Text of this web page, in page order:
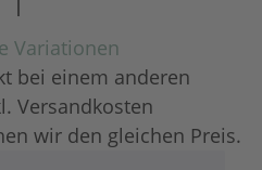
Variationen
bei einem anderen
Versandkosten
wir den gleichen Preis.